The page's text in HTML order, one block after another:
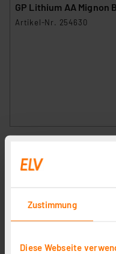
Zustimmung
Diese Webseite
GP Lithium AA Mignon
Artikel-Nr. 254630
Varta Longlife Power
4er-Pack